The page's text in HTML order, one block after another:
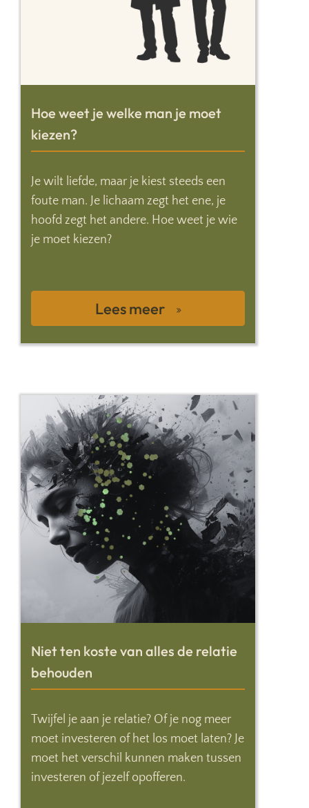
Hoe weet je welke man je moet
kiezen?
Je wilt liefde, maar je kiest steeds een
foute man. Je lichaam zegt het ene, je
hoofd zegt het andere. Hoe weet je wie
je moet kiezen?
Lees meer
Niet ten koste van alles de relatie
behouden
Twijfel je aan je relatie? Of je nog meer
moet investeren of het los moet laten? Je
moet het verschil kunnen maken tussen
investeren of jezelf opofferen.